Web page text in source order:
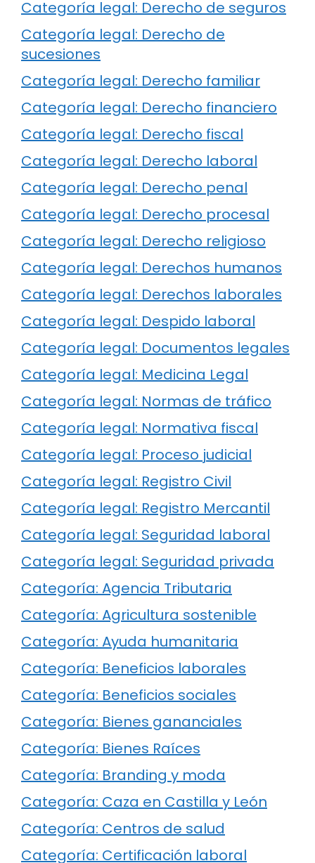
Categoría legal: Derecho de seguros
Categoría legal: Derecho de
sucesiones
Categoría legal: Derecho familiar
Categoría legal: Derecho financiero
Categoría legal: Derecho fiscal
Categoría legal: Derecho laboral
Categoría legal: Derecho penal
Categoría legal: Derecho procesal
Categoría legal: Derecho religioso
Categoría legal: Derechos humanos
Categoría legal: Derechos laborales
Categoría legal: Despido laboral
Categoría legal: Documentos legales
Categoría legal: Medicina Legal
Categoría legal: Normas de tráfico
Categoría legal: Normativa fiscal
Categoría legal: Proceso judicial
Categoría legal: Registro Civil
Categoría legal: Registro Mercantil
Categoría legal: Seguridad laboral
Categoría legal: Seguridad privada
Categoría: Agencia Tributaria
Categoría: Agricultura sostenible
Categoría: Ayuda humanitaria
Categoría: Beneficios laborales
Categoría: Beneficios sociales
Categoría: Bienes gananciales
Categoría: Bienes Raíces
Categoría: Branding y moda
Categoría: Caza en Castilla y León
Categoría: Centros de salud
Categoría: Certificación laboral